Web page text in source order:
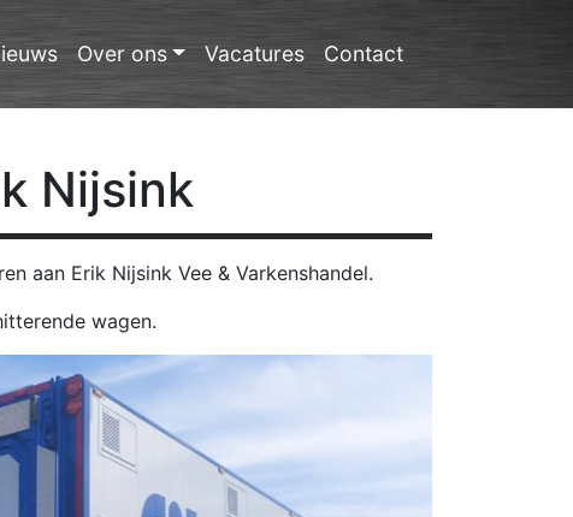
Over ons Vacatures Contact
Nijsink
aan Erik Nijsink Vee & Varkenshandel.
wagen.